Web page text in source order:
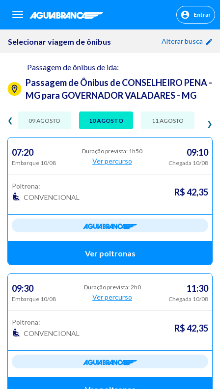
sr.header.toggle.navigation Entrar
Selecionar viagem de ônibus Alterar busca
Passagem de ônibus de ida:
Passagem de Ônibus de CONSELHEIRO PENA -
MG para GOVERNADOR VALADARES - MG
❯
❮ 09 AGOSTO 10 AGOSTO 11 AGOSTO
07:20
Embarque 10/08
Duração prevista: 1h50
Ver percurso
09:10
Chegada 10/08
Poltrona:
CONVENCIONAL
R$ 42,35
Ver poltronas
09:30
Embarque 10/08
Duração prevista: 2h0
Ver percurso
11:30
Chegada 10/08
Poltrona:
CONVENCIONAL
R$ 42,35